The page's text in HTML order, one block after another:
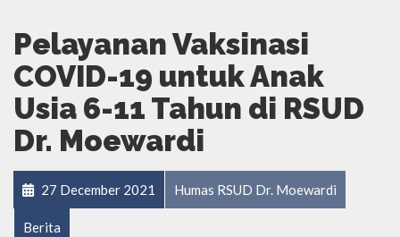
Pelayanan Vaksinasi
COVID-19 untuk Anak
Usia 6-11 Tahun di RSUD
Dr. Moewardi
27 December 2021 Humas RSUD Dr. Moewardi
Berita